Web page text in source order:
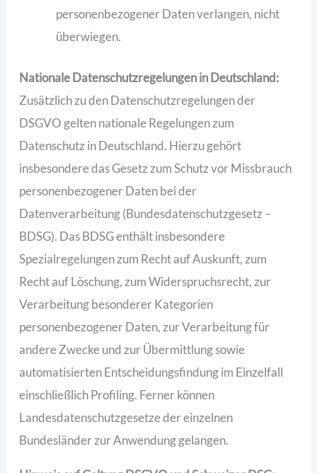
personenbezogener Daten verlangen, nicht
überwiegen.
Nationale Datenschutzregelungen in Deutschland:
Zusätzlich zu den Datenschutzregelungen der
DSGVO gelten nationale Regelungen zum
Datenschutz in Deutschland. Hierzu gehört
insbesondere das Gesetz zum Schutz vor Missbrauch
personenbezogener Daten bei der
Datenverarbeitung (Bundesdatenschutzgesetz –
BDSG). Das BDSG enthält insbesondere
Spezialregelungen zum Recht auf Auskunft, zum
Recht auf Löschung, zum Widerspruchsrecht, zur
Verarbeitung besonderer Kategorien
personenbezogener Daten, zur Verarbeitung für
andere Zwecke und zur Übermittlung sowie
automatisierten Entscheidungsfindung im Einzelfall
einschließlich Profiling. Ferner können
Landesdatenschutzgesetze der einzelnen
Bundesländer zur Anwendung gelangen.